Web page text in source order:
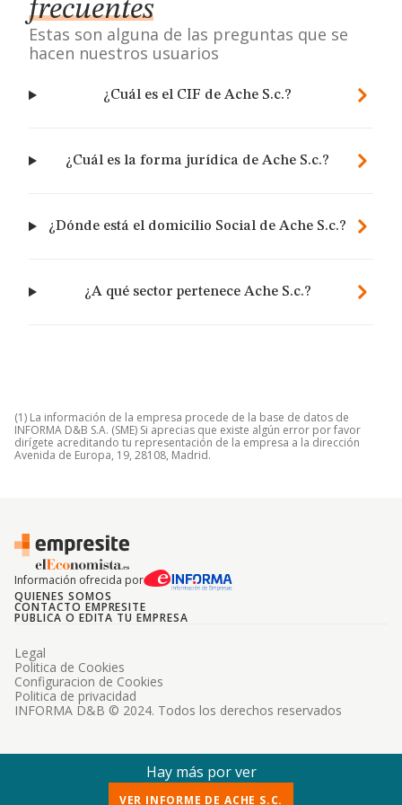
frecuentes
Estas son alguna de las preguntas que se
hacen nuestros usuarios
¿Cuál es el CIF de Ache S.c.?
¿Cuál es la forma jurídica de Ache S.c.?
¿Dónde está el domicilio Social de Ache S.c.?
¿A qué sector pertenece Ache S.c.?
(1) La información de la empresa procede de la base de datos de
INFORMA D&B S.A. (SME) Si aprecias que existe algún error por favor
dirígete acreditando tu representación de la empresa a la dirección
Avenida de Europa, 19, 28108, Madrid.
Información ofrecida por
QUIENES SOMOS
CONTACTO EMPRESITE
PUBLICA O EDITA TU EMPRESA
INFORMA D&B © 2024. Todos los derechos reservados
Legal
Politica de Cookies
Configuracion de Cookies
Politica de privacidad
Hay más por ver
VER INFORME DE ACHE S.C.